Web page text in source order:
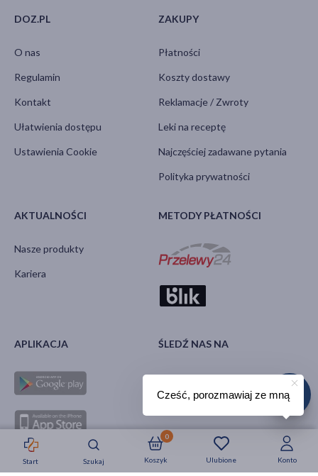
Strefa okazji Nowości Krótkie daty
Start Szukaj Ulubione
Koszyk
0
Konto
DOZ.PL
O nas
Regulamin
Kontakt
Ułatwienia dostępu
Ustawienia Cookie
ZAKUPY
Płatności
Koszty dostawy
Reklamacje / Zwroty
Leki na receptę
Najczęściej zadawane pytania
Polityka prywatności
AKTUALNOŚCI
Nasze produkty
Kariera
METODY PŁATNOŚCI
APLIKACJA ŚLEDŹ NAS NA
Cześć, porozmawiaj ze mną